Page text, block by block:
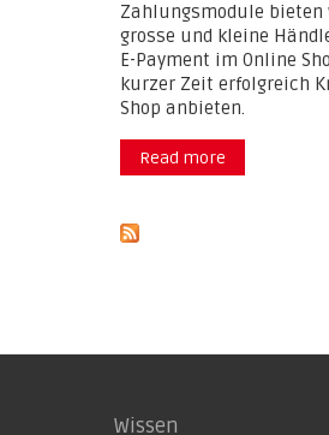
Zahlungsmodule bieten
grosse und kleine
E-Payment im Online
kurzer Zeit erfolgreich
Shop anbieten.
Read more
Wissen